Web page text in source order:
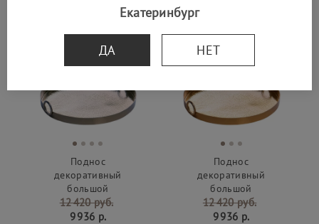
Поднос
декоративный
большой
12 420 руб.
9 936 р.
Поднос
декоративный
большой
12 420 руб.
9 936 р.
Екатеринбург
ДА НЕТ